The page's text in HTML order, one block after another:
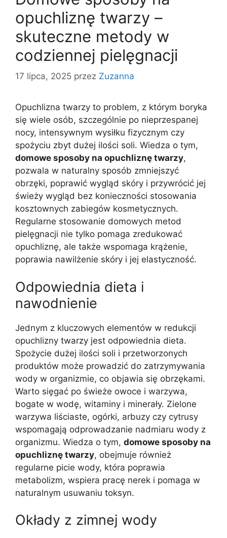
opuchliznę twarzy –
skuteczne metody w
codziennej pielęgnacji
17 lipca, 2025 przez Zuzanna
Opuchlizna twarzy to problem, z którym boryka
się wiele osób, szczególnie po nieprzespanej
nocy, intensywnym wysiłku fizycznym czy
spożyciu zbyt dużej ilości soli. Wiedza o tym,
domowe sposoby na opuchliznę twarzy,
pozwala w naturalny sposób zmniejszyć
obrzęki, poprawić wygląd skóry i przywrócić jej
świeży wygląd bez konieczności stosowania
kosztownych zabiegów kosmetycznych.
Regularne stosowanie domowych metod
pielęgnacji nie tylko pomaga zredukować
opuchliznę, ale także wspomaga krążenie,
poprawia nawilżenie skóry i jej elastyczność.
Odpowiednia dieta i
nawodnienie
Jednym z kluczowych elementów w redukcji
opuchlizny twarzy jest odpowiednia dieta.
Spożycie dużej ilości soli i przetworzonych
produktów może prowadzić do zatrzymywania
wody w organizmie, co objawia się obrzękami.
Warto sięgać po świeże owoce i warzywa,
bogate w wodę, witaminy i minerały. Zielone
warzywa liściaste, ogórki, arbuzy czy cytrusy
wspomagają odprowadzanie nadmiaru wody z
organizmu. Wiedza o tym, domowe sposoby na
opuchliznę twarzy, obejmuje również
regularne picie wody, która poprawia
metabolizm, wspiera pracę nerek i pomaga w
naturalnym usuwaniu toksyn.
Okłady z zimnej wody